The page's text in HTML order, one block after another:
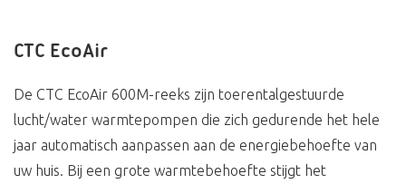
CTC EcoAir
De CTC EcoAir 600M-reeks zijn toerentalgestuurde
lucht/water warmtepompen die zich gedurende het hele
jaar automatisch aanpassen aan de energiebehoefte van
uw huis. Bij een grote warmtebehoefte stijgt het